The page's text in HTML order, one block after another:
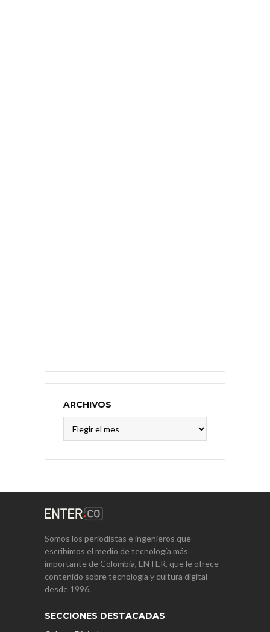
ARCHIVOS
Somos los periodistas e ingenieros que
escribimos el medio de tecnología más
importante de Colombia, ENTER, que le ofrece
contenido sobre tecnología y cultura digital
desde 1996.
SECCIONES DESTACADAS